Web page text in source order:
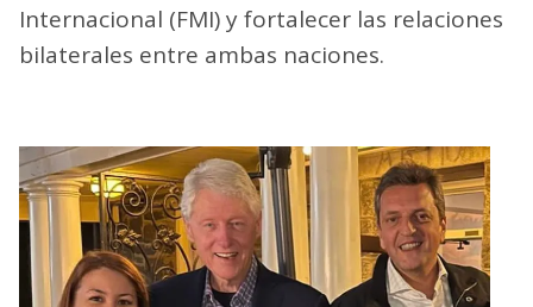
Internacional (FMI) y fortalecer las relaciones
bilaterales entre ambas naciones.